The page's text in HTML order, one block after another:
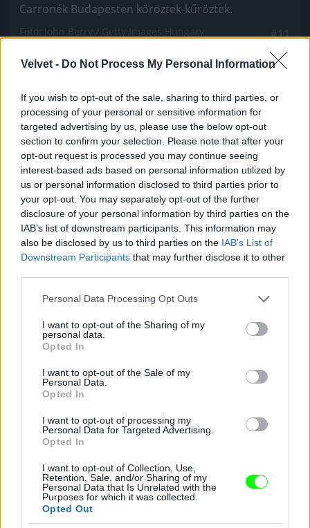
Velvet - Do Not Process My Personal Information
If you wish to opt-out of the sale, sharing to third parties, or
processing of your personal or sensitive information for
targeted advertising by us, please use the below opt-out
section to confirm your selection. Please note that after your
opt-out request is processed you may continue seeing
interest-based ads based on personal information utilized by
us or personal information disclosed to third parties prior to
your opt-out. You may separately opt-out of the further
disclosure of your personal information by third parties on the
IAB’s list of downstream participants. This information may
also be disclosed by us to third parties on the IAB’s List of
Downstream Participants that may further disclose it to other
Please note that this website/app uses one or more Google
not limited to your visit or usage behaviour. You may click to
grant or deny consent to Google and its third-party tags to
use your data for below specified purposes in below Google
consent section.
Personal Data Processing Opt Outs
I want to opt-out of the Sharing of my
personal data.
Opted In
I want to opt-out of the Sale of my
Personal Data.
Opted In
I want to opt-out of processing my
Personal Data for Targeted Advertising.
Opted In
I want to opt-out of Collection, Use,
Retention, Sale, and/or Sharing of my
Personal Data that Is Unrelated with the
Purposes for which it was collected.
Opted Out
Carronék Budapesten köröztek-kűröztek.
Jön még kép!
A 27 éves Carronnak eddig "csak" egy Universiade-
arany termett.